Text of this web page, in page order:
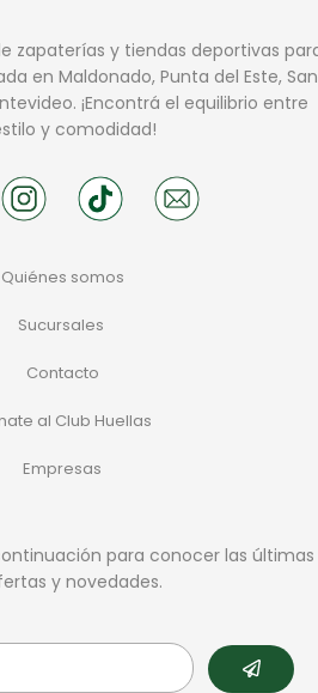
zapaterías y tiendas deportivas
en Maldonado, Punta del Este, San
¡Encontrá el equilibrio entre
y comodidad!
Quiénes somos
Sucursales
Contacto
al Club Huellas
Empresas
para conocer las últimas
y novedades.